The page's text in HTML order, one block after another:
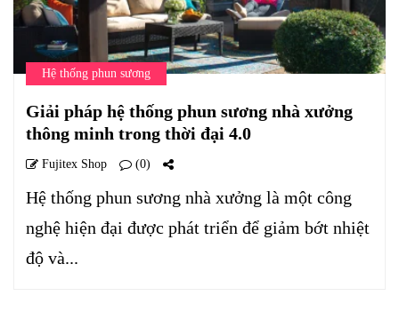
Hệ thống phun sương
Giải pháp hệ thống phun sương nhà xưởng
thông minh trong thời đại 4.0
Fujitex Shop (0)
Hệ thống phun sương nhà xưởng là một công
nghệ hiện đại được phát triển để giảm bớt nhiệt
độ và...